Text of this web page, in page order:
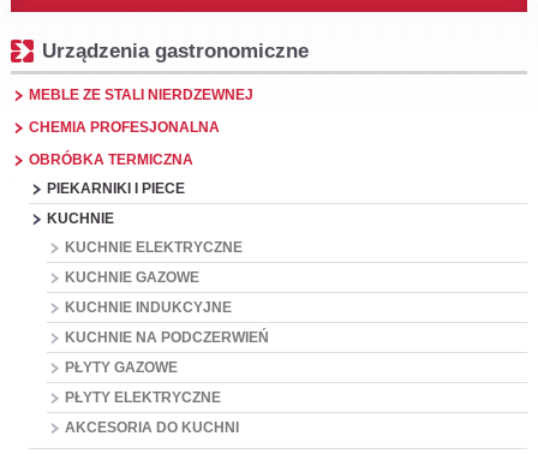
Urządzenia gastronomiczne
MEBLE ZE STALI NIERDZEWNEJ
CHEMIA PROFESJONALNA
OBRÓBKA TERMICZNA
PIEKARNIKI I PIECE
KUCHNIE
KUCHNIE ELEKTRYCZNE
KUCHNIE GAZOWE
KUCHNIE INDUKCYJNE
KUCHNIE NA PODCZERWIEŃ
PŁYTY GAZOWE
PŁYTY ELEKTRYCZNE
AKCESORIA DO KUCHNI